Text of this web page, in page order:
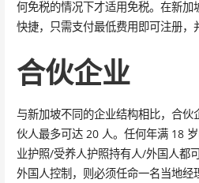
何免税的情况下才适用免税。在新加
快捷，只需支付最低费用即可注册，
合伙企业
与新加坡不同的企业结构相比，合
伙人最多可达 20 人。任何年满 18
业护照/受养人护照持有人/外国人都
外国人控制，则必须任命一名当地经